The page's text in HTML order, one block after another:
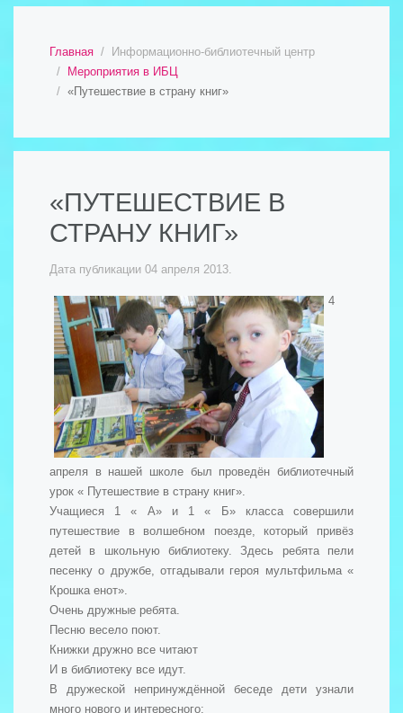
Главная
Информационно-библиотечный центр
Мероприятия в ИБЦ
«Путешествие в страну книг»
«ПУТЕШЕСТВИЕ В
СТРАНУ КНИГ»
Дата публикации 04 апреля 2013
4
апреля в нашей школе был проведён библиотечный
урок « Путешествие в страну книг».
Учащиеся 1 « А» и 1 « Б» класса совершили
путешествие в волшебном поезде, который привёз
детей в школьную библиотеку. Здесь ребята пели
песенку о дружбе, отгадывали героя мультфильма «
Крошка енот».
Очень дружные ребята.
Песню весело поют.
Книжки дружно все читают
И в библиотеку все идут.
В дружеской непринуждённой беседе дети узнали
много нового и интересного: